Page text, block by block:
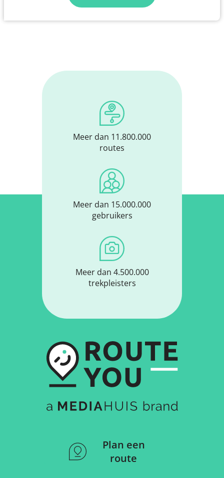
Meer dan 11.800.000
routes
Meer dan 15.000.000
gebruikers
Meer dan 4.500.000
trekpleisters
Plan een
route